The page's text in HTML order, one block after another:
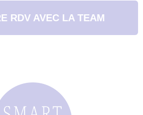
RDV AVEC LA TEAM